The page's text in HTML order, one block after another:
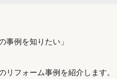
事例を知りたい」
フォーム事例を紹介します。